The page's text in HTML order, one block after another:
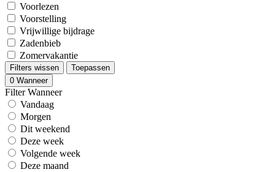
Voorlezen
Voorstelling
Vrijwillige bijdrage
Zadenbieb
Zomervakantie
Filters wissen
Toepassen
0 Wanneer
Filter Wanneer
Vandaag
Morgen
Dit weekend
Deze week
Volgende week
Deze maand